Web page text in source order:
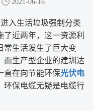
入生活垃圾强制分类
近两年，这一资源利
常生活发生了巨大变
而生产型企业的建圳达
直在向节能环保光伏电
环保电缆无疑是电缆行